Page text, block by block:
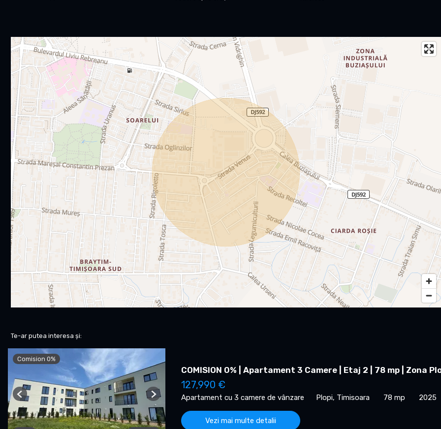
Te-ar putea interesa și:
Comision 0%
Previous Next
COMISION 0% | Apartament 3 Camere | Etaj 2 | 78 mp | Zona
127,990 €
Apartament cu 3 camere de vânzare Plopi, Timisoara 78 mp 2025
Vezi mai multe detalii